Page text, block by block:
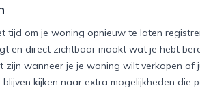
om je woning opnieuw te laten
en direct zichtbaar maakt wat je hebt
wanneer je je woning wilt verkopen
kijken naar extra mogelijkheden die